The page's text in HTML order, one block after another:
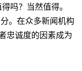
吗？当然值得。
。在众多新闻机构
忠诚度的因素成为